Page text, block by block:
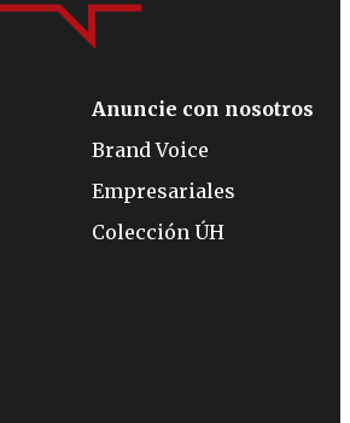
Anuncie con nosotros
Brand Voice
Empresariales
Colección ÚH